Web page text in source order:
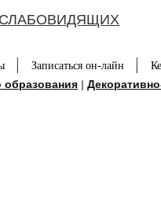
Записаться он-лайн
образования |